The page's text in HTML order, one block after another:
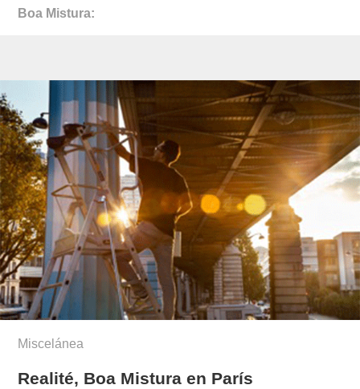
Boa Mistura
Miscelánea
Realité, Boa Mistura en París